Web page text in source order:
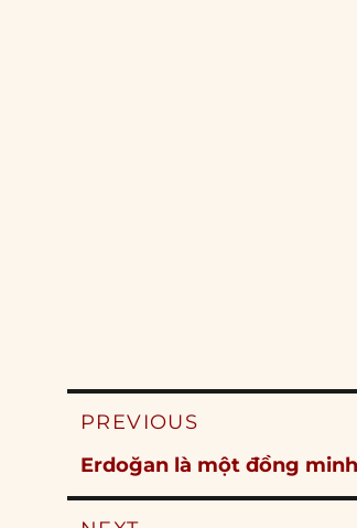
Post
PREVIOUS
Previous
post:
Erdoğan là một đồng